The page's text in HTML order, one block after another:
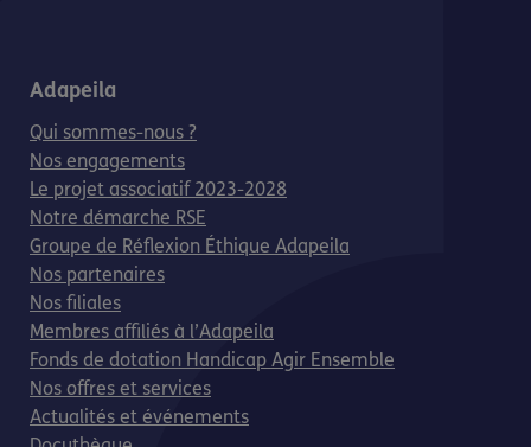
Adapeila
Qui sommes-nous ?
Nos engagements
Le projet associatif 2023-2028
Notre démarche RSE
Groupe de Réflexion Éthique Adapeila
Nos partenaires
Nos filiales
Membres affiliés à l’Adapeila
Fonds de dotation Handicap Agir Ensemble
Nos offres et services
Actualités et événements